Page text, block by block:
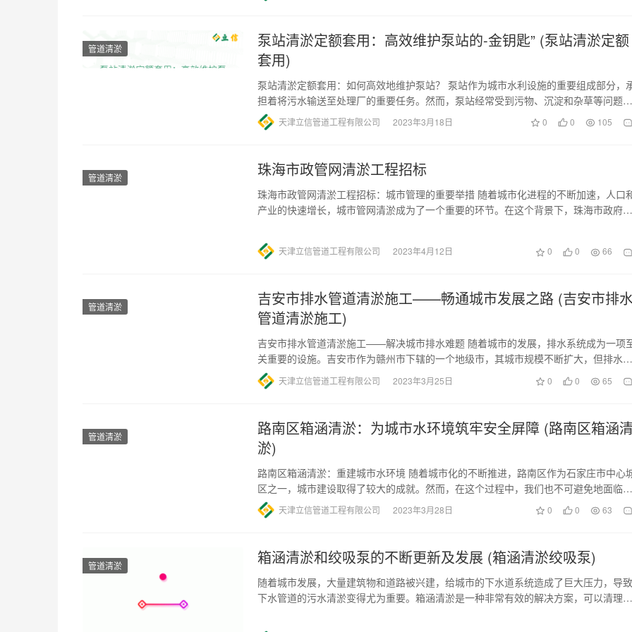
管道清淤
泵站清淤定额套用：高效维护泵站的-金钥匙” (泵站清淤定额
套用)
泵站清淤定额套用：如何高效地维护泵站？ 泵站作为城市水利设施的重要组成部分，
担着将污水输送至处理厂的重要任务。然而，泵站经常受到污物、沉淀和杂草等问题的
困扰，导致其运行效率下降，…
天津立信管道工程有限公司 2023年3月18日 0 0 105
管道清淤 珠海市政管网清淤工程招标
珠海市政管网清淤工程招标：城市管理的重要举措 随着城市化进程的不断加速，人口
产业的快速增长，城市管网清淤成为了一个重要的环节。在这个背景下，珠海市政府推
天津立信管道工程有限公司 2023年4月12日 0 0 66
管道清淤
吉安市排水管道清淤施工——畅通城市发展之路 (吉安市排
管道清淤施工)
吉安市排水管道清淤施工——解决城市排水难题 随着城市的发展，排水系统成为一项
关重要的设施。吉安市作为赣州市下辖的一个地级市，其城市规模不断扩大，但排水系
统的建设和管理却面临着许多…
天津立信管道工程有限公司 2023年3月25日 0 0 65
管道清淤
路南区箱涵清淤：为城市水环境筑牢安全屏障 (路南区箱涵清
淤)
路南区箱涵清淤：重建城市水环境 随着城市化的不断推进，路南区作为石家庄市中心
区之一，城市建设取得了较大的成就。然而，在这个过程中，我们也不可避免地面临着
水环境污染问题。其中，箱涵…
天津立信管道工程有限公司 2023年3月28日 0 0 63
管道清淤 箱涵清淤和绞吸泵的不断更新及发展 (箱涵清淤绞吸泵)
随着城市发展，大量建筑物和道路被兴建，给城市的下水道系统造成了巨大压力，导致
下水管道的污水清淤变得尤为重要。箱涵清淤是一种非常有效的解决方案，可以清理堆